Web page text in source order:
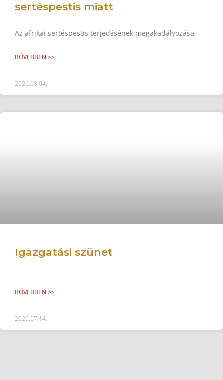
sertéspestis miatt
Az afrikai sertéspestis terjedésének megakadályozása
BŐVEBBEN >>
2026.08.04.
Igazgatási szünet
BŐVEBBEN >>
2026.07.14.